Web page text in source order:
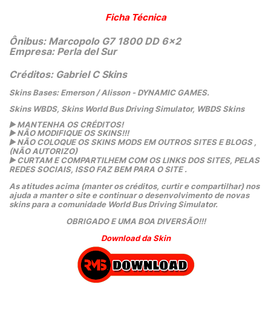
Ficha Técnica
Ônibus: Marcopolo G7 1800 DD 6x2
Empresa: Perla del Sur
Créditos: Gabriel C Skins
Skins Bases: Emerson / Alisson - DYNAMIC GAMES.
Skins WBDS, Skins World Bus Driving Simulator, WBDS Skins
▶️ MANTENHA OS CRÉDITOS!
▶️ NÃO MODIFIQUE OS SKINS!!!
▶️ NÃO COLOQUE OS SKINS MODS EM OUTROS SITES E BLOGS ,
(NÃO AUTORIZO)
▶️ CURTAM E COMPARTILHEM COM OS LINKS DOS SITES, PELAS
REDES SOCIAIS, ISSO FAZ BEM PARA O SITE .
As atitudes acima (manter os créditos, curtir e compartilhar) nos
ajuda a manter o site e continuar o desenvolvimento de novas
skins para a comunidade World Bus Driving Simulator.
OBRIGADO E UMA BOA DIVERSÃO!!!
Download da Skin